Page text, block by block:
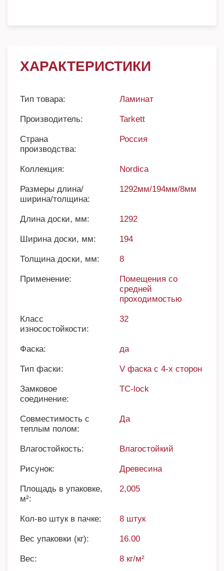
ХАРАКТЕРИСТИКИ
Тип товара: Ламинат
Производитель: Tarkett
Страна
производства:
Россия
Коллекция: Nordica
Размеры длина/
ширина/толщина:
1292мм/194мм/8мм
Длина доски, мм: 1292
Ширина доски, мм: 194
Толщина доски, мм: 8
Применение:
Помещения со
средней
проходимостью
Класс
износостойкости:
32
Фаска: да
Тип фаски: V фаска с 4-х сторон
Замковое
соединение:
TC-lock
Совместимость с
теплым полом:
Да
Влагостойкость: Влагостойкий
Рисунок: Древесина
Площадь в упаковке,
м²:
2,005
Кол-во штук в пачке: 8 штук
Вес упаковки (кг): 16.00
Вес: 8 кг/м²